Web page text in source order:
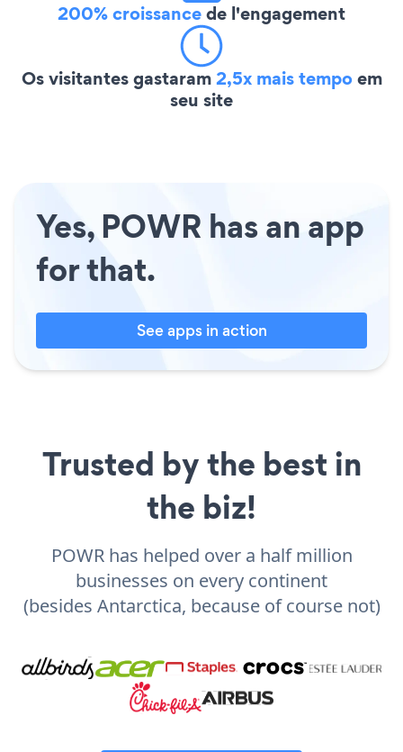
200% croissancede l'engagement
Os visitantes gastaram2,5x mais tempoem
seu site
Yes, POWR has an app
for that.
See apps in action
Trusted by the best in
the biz!
POWR has helped over a half million
businesses on every continent
(besides Antarctica, because of course not)